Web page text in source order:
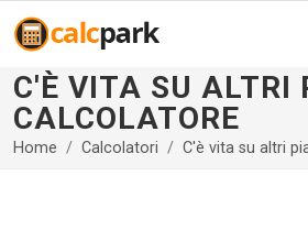
C'È VITA SU ALTRI
CALCOLATORE
Home Calcolatori C'è vita su altri